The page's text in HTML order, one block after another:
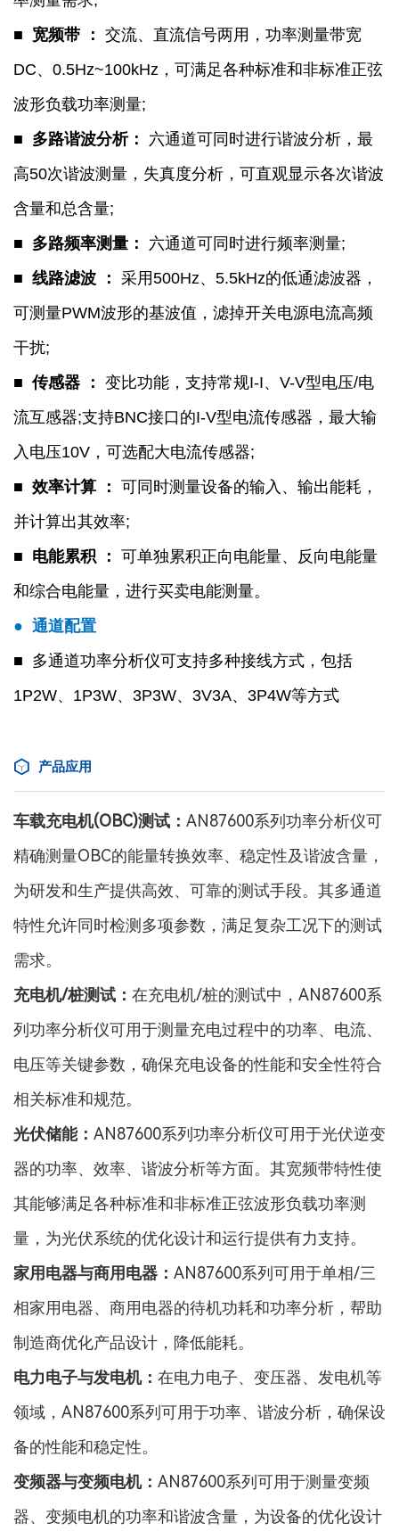
■ 宽频带 ： 交流、直流信号两用，功率测量带宽
DC、0.5Hz~100kHz，可满足各种标准和非标准正弦
波形负载功率测量;
■ 多路谐波分析：
六通道可同时进行谐波分析，最
高50次谐波测量，失真度分析，可直观显示各次谐波
含量和总含量;
■ 多路频率测量： 六通道可同时进行频率测量;
■ 线路滤波 ： 采用500Hz、5.5kHz的低通滤波器，
可测量PWM波形的基波值，滤掉开关电源电流高频
干扰;
■ 传感器 ： 变比功能，支持常规I-I、V-V型电压/电
流互感器;支持BNC接口的I-V型电流传感器，最大输
入电压10V，可选配大电流传感器;
■ 效率计算 ： 可同时测量设备的输入、输出能耗，
并计算出其效率;
■ 电能累积 ： 可单独累积正向电能量、反向电能量
和综合电能量，进行买卖电能测量。
● 通道配置
■ 多通道功率分析仪可支持多种接线方式，包括
1P2W、1P3W、3P3W、3V3A、3P4W等方式
产品应用
车载充电机(OBC)测试： AN87600系列功率分析仪可
精确测量OBC的能量转换效率、稳定性及谐波含量，
为研发和生产提供高效、可靠的测试手段。其多通道
特性允许同时检测多项参数，满足复杂工况下的测试
需求。
充电机/桩测试： 在充电机/桩的测试中， AN87600系
列功率分析仪可用于测量充电过程中的功率、电流、
电压等关键参数，确保充电设备的性能和安全性符合
相关标准和规范。
光伏储能： AN87600系列功率分析仪可用于光伏逆变
器的功率、效率、谐波分析等方面。其宽频带特性使
其能够满足各种标准和非标准正弦波形负载功率测
量，为光伏系统的优化设计和运行提供有力支持。
家用电器与商用电器： AN87600系列可用于单相/三
相家用电器、商用电器的待机功耗和功率分析，帮助
制造商优化产品设计，降低能耗。
电力电子与发电机： 在电力电子、变压器、发电机等
领域， AN87600系列可用于功率、谐波分析，确保设
备的性能和稳定性。
变频器与变频电机： AN87600系列可用于测量变频
器、变频电机的功率和谐波含量，为设备的优化设计